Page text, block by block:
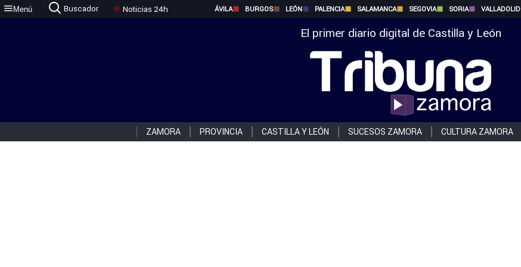
Menú Buscador Noticias 24h ÁVILA BURGOS LEÓN PALENCIA SALAMANCA SEGOVIA SORIA VALLADOLID
El primer diario digital de Castilla y León
ZAMORA PROVINCIA CASTILLA Y LEÓN SUCESOS ZAMORA CULTURA ZAMORA